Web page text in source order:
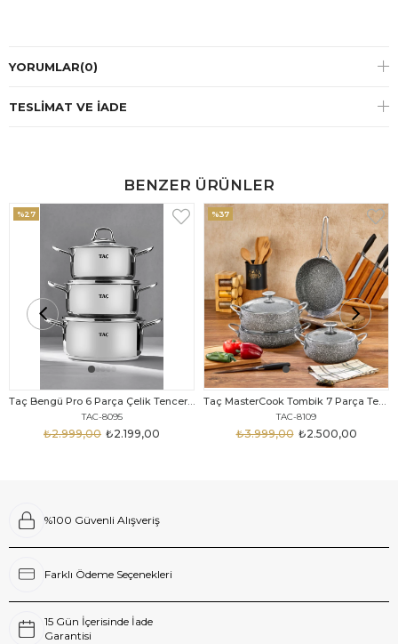
YORUMLAR(0)
TESLIMAT VE İADE
BENZER ÜRÜNLER
TAC-8095
₺2.199,00
₺2.999,00
%27
TAC-8109
₺2.500,00
₺3.999,00
%37
%100 Güvenli Alışveriş
Farklı Ödeme Seçenekleri
15 Gün İçerisinde İade
Garantisi